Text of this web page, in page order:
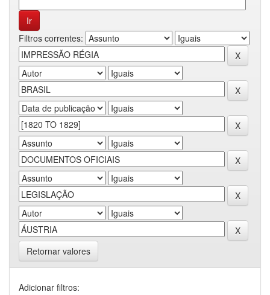
Filtros correntes:
Retornar valores
Adicionar filtros: